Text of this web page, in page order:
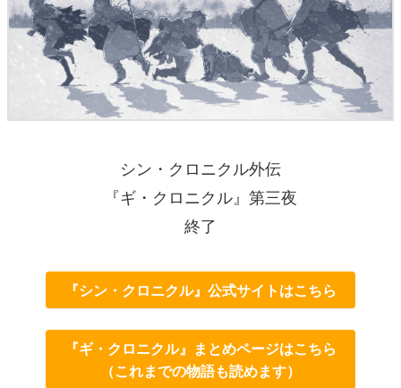
シン・クロニクル外伝
『ギ・クロニクル』第三夜
終了
『シン・クロニクル』公式サイトはこちら
『ギ・クロニクル』まとめページはこちら
（これまでの物語も読めます）